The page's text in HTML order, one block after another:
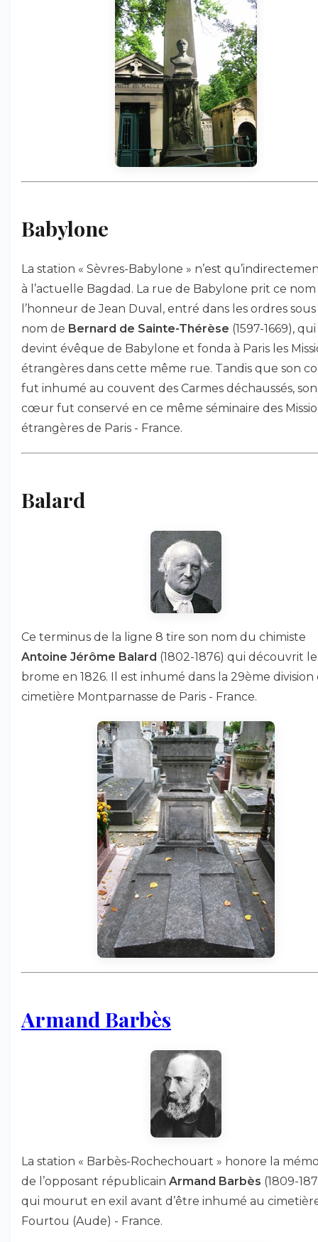
Babylone
La station « Sèvres-Babylone » n’est
à l’actuelle Bagdad. La rue de Babylone prit ce
l’honneur de Jean Duval, entré dans les ordres
nom de Bernard de Sainte-Thérèse (1597-1669), qui
devint évêque de Babylone et fonda à Paris les
étrangères dans cette même rue. Tandis que son
fut inhumé au couvent des Carmes déchaussés, son
cœur fut conservé en ce même séminaire des
étrangères de Paris - France.
Balard
Ce terminus de la ligne 8 tire son nom du chimiste
Antoine Jérôme Balard (1802-1876) qui découvrit le
brome en 1826. Il est inhumé dans la 29ème division
cimetière Montparnasse de Paris - France.
Armand Barbès
La station « Barbès-Rochechouart » honore la
de l’opposant républicain Armand Barbès (1809-
qui mourut en exil avant d’être inhumé au
Fourtou (Aude) - France.